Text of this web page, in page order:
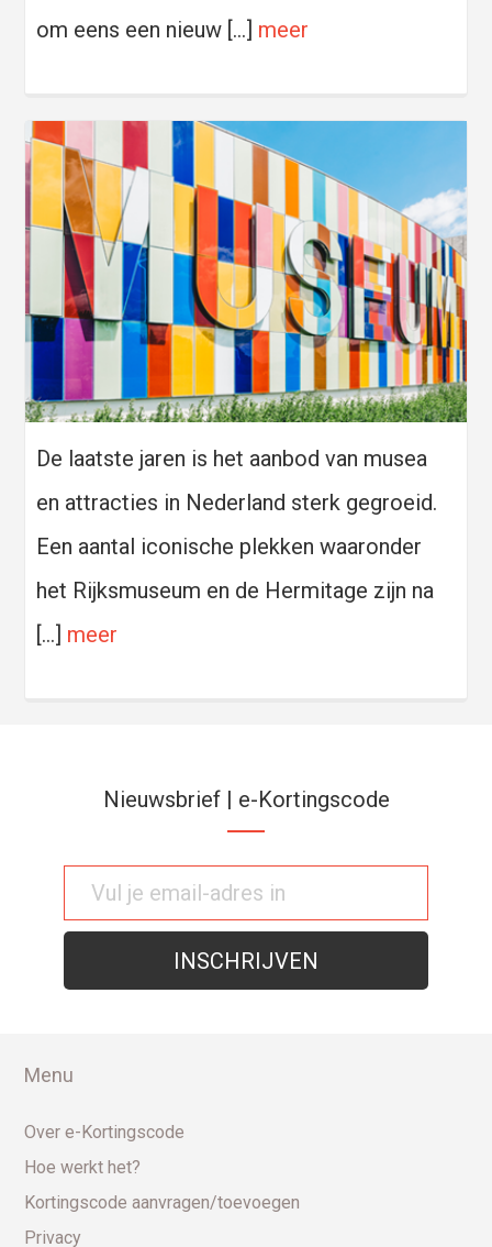
om eens een nieuw […] meer
De laatste jaren is het aanbod van musea
en attracties in Nederland sterk gegroeid.
Een aantal iconische plekken waaronder
het Rijksmuseum en de Hermitage zijn na
[…] meer
Nieuwsbrief | e-Kortingscode
Menu
Over e-Kortingscode
Hoe werkt het?
Kortingscode aanvragen/toevoegen
Privacy